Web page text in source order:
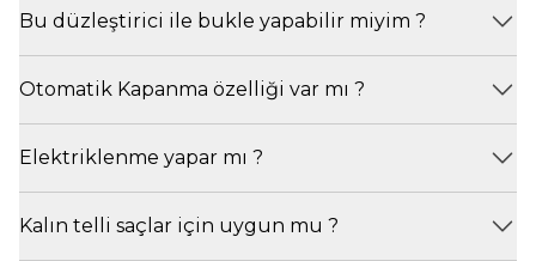
Bu düzleştirici ile bukle yapabilir miyim ?
Otomatik Kapanma özelliği var mı ?
Elektriklenme yapar mı ?
Kalın telli saçlar için uygun mu ?